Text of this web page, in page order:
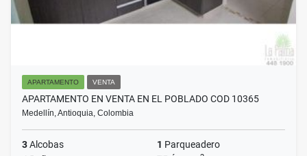
APARTAMENTO VENTA
APARTAMENTO EN VENTA EN EL POBLADO COD 10365
Medellín, Antioquia, Colombia
3Alcobas 1 Parqueadero